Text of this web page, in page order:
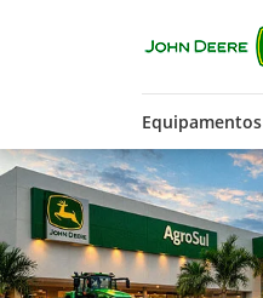
Equipamentos